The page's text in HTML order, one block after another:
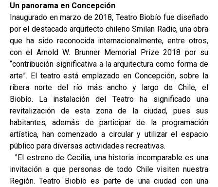
Un panorama en Concepción
Inaugurado en marzo de 2018, Teatro Biobío fue diseñado
por el destacado arquitecto chileno Smilan Radic, una obra
que ha sido reconocida internacionalmente, entre otros,
con el Arnold W. Brunner Memorial Prize 2018 por su
“contribución significativa a la arquitectura como forma de
arte”. El teatro está emplazado en Concepción, sobre la
ribera norte del río más ancho y largo de Chile, el
Biobío. La instalación del Teatro ha significado una
revitalización de esta zona de la ciudad, pues sus
habitantes, además de participar de la programación
artística, han comenzado a circular y utilizar el espacio
público para diversas actividades recreativas.
"El estreno de Cecilia, una historia incomparable es una
invitación a que personas de todo Chile visiten nuestra
Región. Teatro Biobío es parte de una ciudad con una